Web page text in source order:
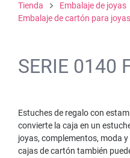
Tienda
Embalaje de joyas
Embalaje de cartón para joyas
SERIE 0140
Estuches de regalo con
convierte la caja en un
joyas, complementos, moda
cajas de cartón también